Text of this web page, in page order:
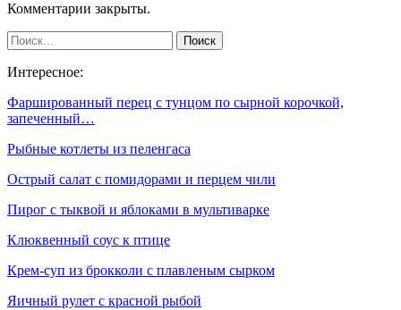
Комментарии закрыты.
Интересное:
Фаршированный перец с тунцом по сырной корочкой,
запеченный…
Рыбные котлеты из пеленгаса
Острый салат с помидорами и перцем чили
Пирог с тыквой и яблоками в мультиварке
Клюквенный соус к птице
Крем-суп из брокколи с плавленым сырком
Яичный рулет с красной рыбой